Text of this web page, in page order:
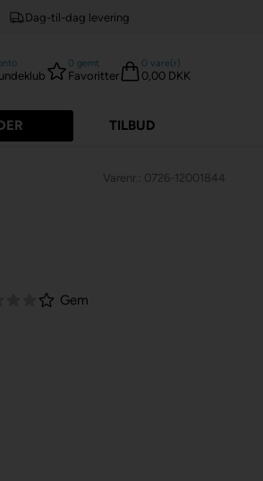
Dag-til-dag levering
0 gemt
Favoritter
0 vare(r)
0,00 DKK
TILBUD
Varenr.: 0726-12001844
Gem